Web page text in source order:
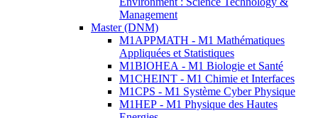
Management
Master (DNM)
M1APPMATH - M1 Mathématiques
Appliquées et Statistiques
M1BIOHEA - M1 Biologie et Santé
M1CHEINT - M1 Chimie et Interfaces
M1CPS - M1 Système Cyber Physique
M1HEP - M1 Physique des Hautes